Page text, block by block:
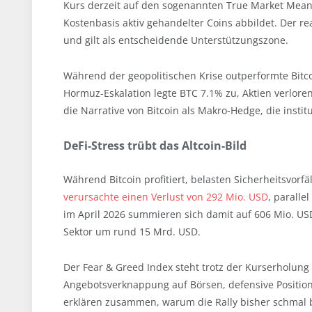
Kurs derzeit auf den sogenannten True Market
Kostenbasis aktiv gehandelter Coins abbildet. Der
und gilt als entscheidende Unterstützungszone.
Während der geopolitischen Krise outperformte
Hormuz-Eskalation legte BTC 7.1% zu, Aktien
die Narrative von Bitcoin als Makro-Hedge, die
DeFi-Stress trübt das Altcoin-Bild
Während Bitcoin profitiert, belasten
verursachte einen Verlust von 292 Mio. USD, parallel
im April 2026 summieren sich damit auf 606 Mio.
Sektor um rund 15 Mrd. USD.
Der Fear & Greed Index steht trotz der
Angebotsverknappung auf Börsen, defensive
erklären zusammen, warum die Rally bisher